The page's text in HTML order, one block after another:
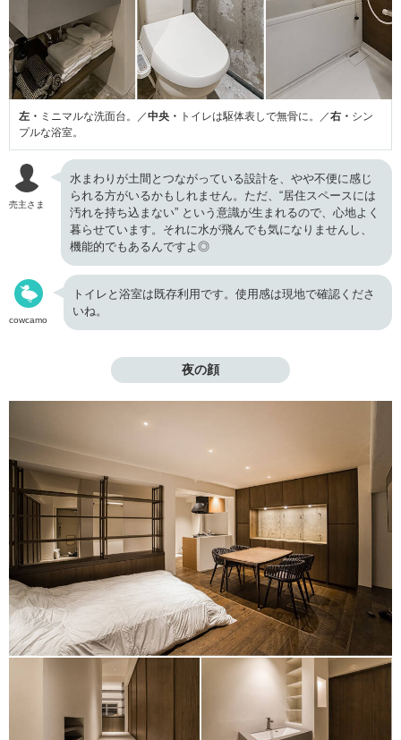
左・ ミニマルな洗面台。／中央・ トイレは駆体表しで無骨に。／右・ シン
プルな浴室。
売主さま
水まわりが土間とつながっている設計を、やや不便に感じ
られる方がいるかもしれません。ただ、“居住スペースには
汚れを持ち込まない” という意識が生まれるので、心地よく
暮らせています。それに水が飛んでも気になりませんし、
機能的でもあるんですよ◎
cowcamo
トイレと浴室は既存利用です。使用感は現地で確認くださ
いね。
夜の顔